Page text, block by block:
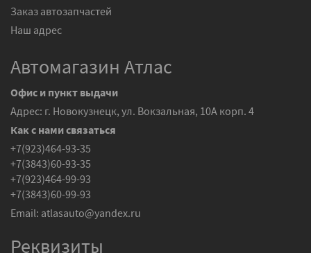
Заказ автозапчастей
Наш адрес
Автомагазин Атлас
Офис и пункт выдачи
Адрес: г. Новокузнецк, ул. Вокзальная, 10А корп. 4
Как с нами связаться
+7(923)464-93-35
+7(3843)60-93-35
+7(923)464-99-93
+7(3843)60-99-93
Email: atlasauto@yandex.ru
Реквизиты